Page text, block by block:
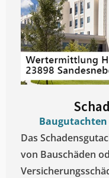
Das
von Bauschäden